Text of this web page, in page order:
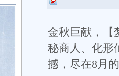
金秋巨献，【
秘商人、化形
撼，尽在8月